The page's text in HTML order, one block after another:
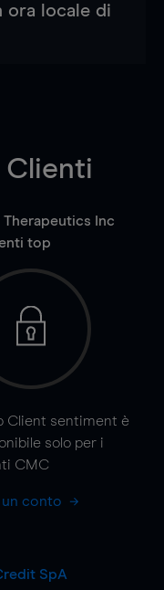
ora locale di
Therapeutics Inc
top
Client sentiment è
solo per i
CMC
un conto
SpA